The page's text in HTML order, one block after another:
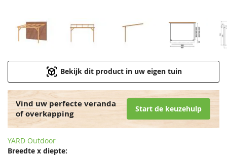
Bekijk dit product in uw eigen tuin
Vind uw perfecte veranda
of overkapping
Start de keuzehulp
YARD Outdoor
Breedte x diepte: